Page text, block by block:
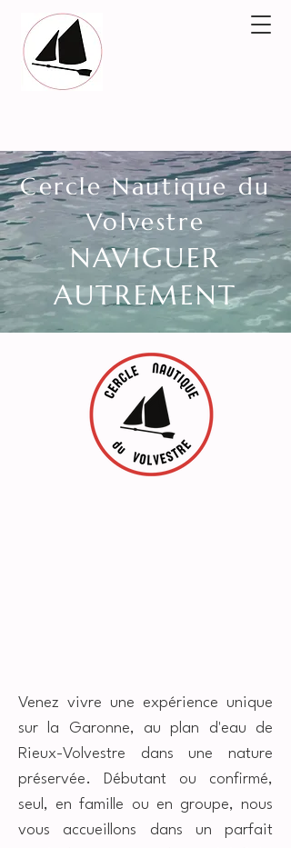
Cercle Nautique du
Volvestre
NAVIGUER
AUTREMENT
Venez vivre une expérience unique
sur la Garonne, au plan d'eau de
Rieux-Volvestre dans une nature
préservée. Débutant ou confirmé,
seul, en famille ou en groupe, nous
vous accueillons dans un parfait